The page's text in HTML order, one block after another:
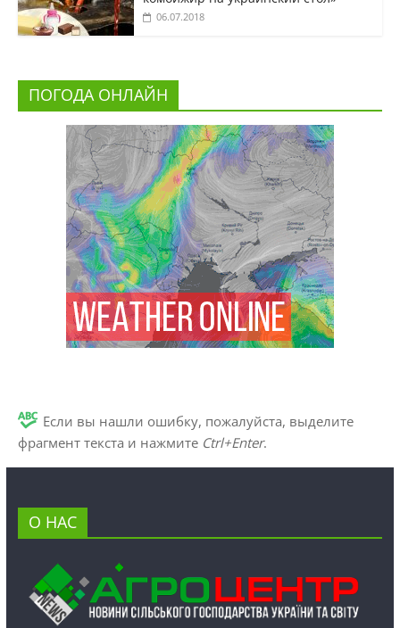
06.07.2018
ПОГОДА ОНЛАЙН
Если вы нашли ошибку, пожалуйста, выделите
фрагмент текста и нажмите Ctrl+Enter.
О НАС